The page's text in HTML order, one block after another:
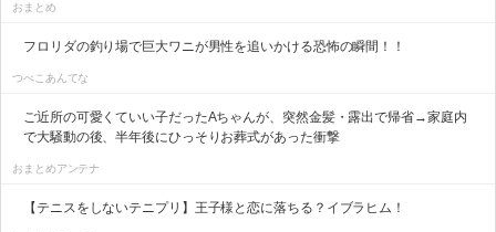
おまとめ
フロリダの釣り場で巨大ワニが男性を追いかける恐怖の瞬間！！
つべこあんてな
ご近所の可愛くていい子だったAちゃんが、突然金髪・露出で帰省→家庭内
で大騒動の後、半年後にひっそりお葬式があった衝撃
おまとめアンテナ
【テニスをしないテニプリ】王子様と恋に落ちる？イブラヒム！